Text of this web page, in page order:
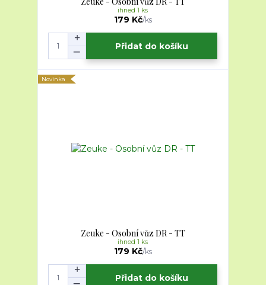
179 Kč/ks
ihned 1 ks
Přidat do košíku
Novinka
Zeuke - Osobní vůz DR - TT
179 Kč/ks
ihned 1 ks
Přidat do košíku